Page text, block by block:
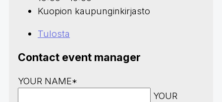
Kuopion kaupunginkirjasto
Tulosta
Contact event manager
YOUR NAME*
YOUR